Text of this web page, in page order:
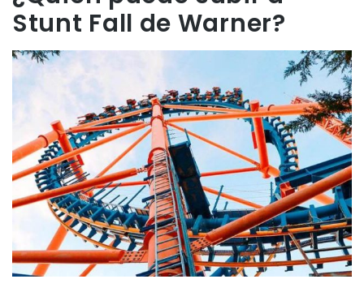
Stunt Fall de Warner?